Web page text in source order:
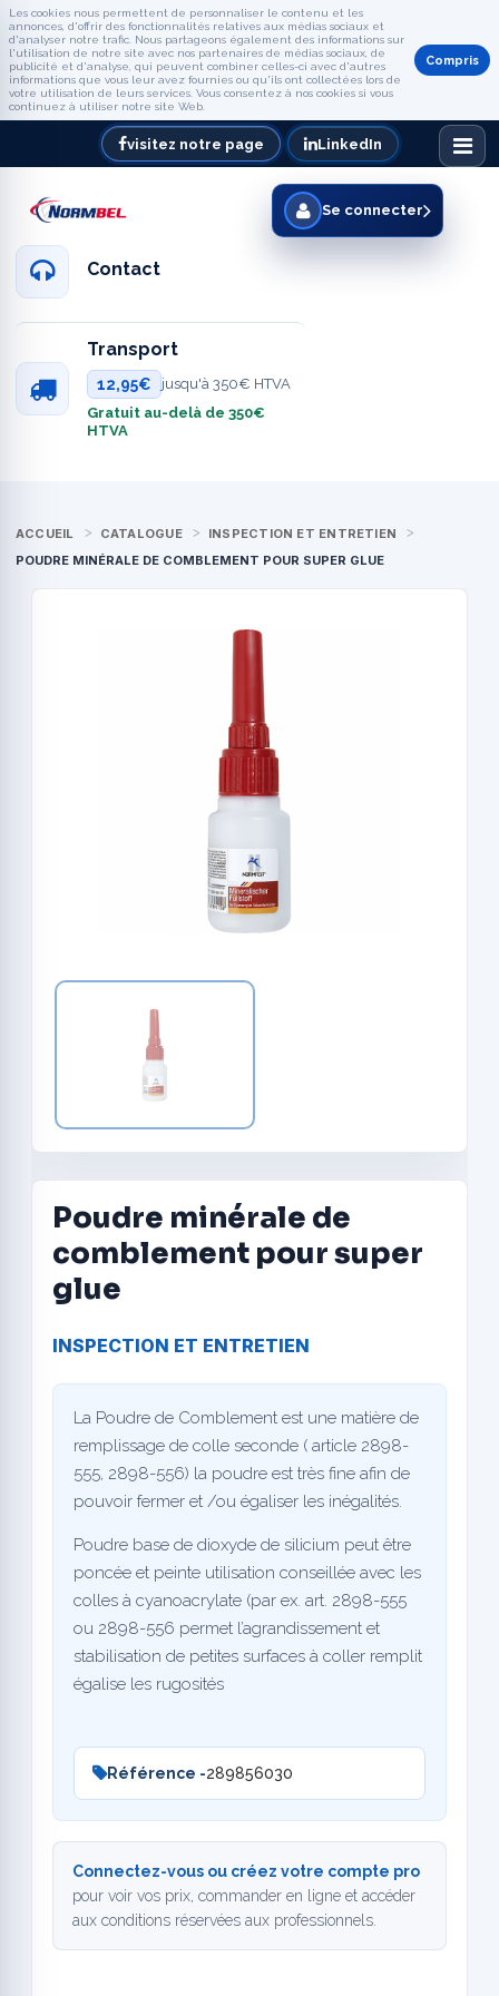
Les cookies nous permettent de personnaliser le contenu et les
annonces, d'offrir des fonctionnalités relatives aux médias sociaux et
d'analyser notre trafic. Nous partageons également des informations sur
l'utilisation de notre site avec nos partenaires de médias sociaux, de
publicité et d'analyse, qui peuvent combiner celles-ci avec d'autres
informations que vous leur avez fournies ou qu'ils ont collectées lors de
votre utilisation de leurs services. Vous consentez à nos cookies si vous
continuez à utiliser notre site Web.
Compris
visitez notre page LinkedIn
Contact
Transport
12,95€
jusqu'à 350€ HTVA
Gratuit au-delà de 350€
HTVA
Se connecter
ACCUEIL CATALOGUE
INSPECTION ET ENTRETIEN
POUDRE MINÉRALE DE COMBLEMENT POUR SUPER GLUE
Poudre minérale de
comblement pour super
glue
INSPECTION ET ENTRETIEN
La Poudre de Comblement est une matière de
remplissage de colle seconde ( article 2898-
555, 2898-556) la poudre est très fine afin de
pouvoir fermer et /ou égaliser les inégalités.
Poudre base de dioxyde de silicium peut être
poncée et peinte utilisation conseillée avec les
colles à cyanoacrylate (par ex. art. 2898-555
ou 2898-556 permet l’agrandissement et
stabilisation de petites surfaces à coller remplit
égalise les rugosités
Référence -289856030
Connectez-vous ou créez votre compte pro
pour voir vos prix, commander en ligne et accéder
aux conditions réservées aux professionnels.